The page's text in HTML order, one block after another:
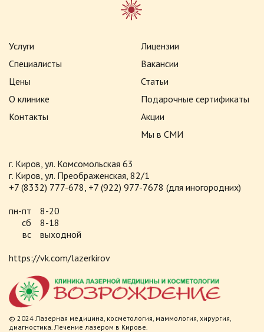
Услуги
Специалисты
Цены
О клинике
Контакты
Лицензии
Вакансии
Статьи
Подарочные сертификаты
Акции
Мы в СМИ
г. Киров, ул. Комсомольская 63
г. Киров, ул. Преображенская, 82/1
+7 (8332) 777-678 +7 (922) 977-7678 (для иногородних)
пн-пт
8-20
сб
8-18
вс
выходной
https://vk.com/lazerkirov
© 2024 Лазерная медицина, косметология, маммология, хирургия,
диагностика. Лечение лазером в Кирове.